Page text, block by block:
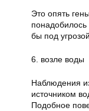
Это опять
понадобилось
бы под угрозой.
6. возле воды
Наблюдения
источником
Подобное